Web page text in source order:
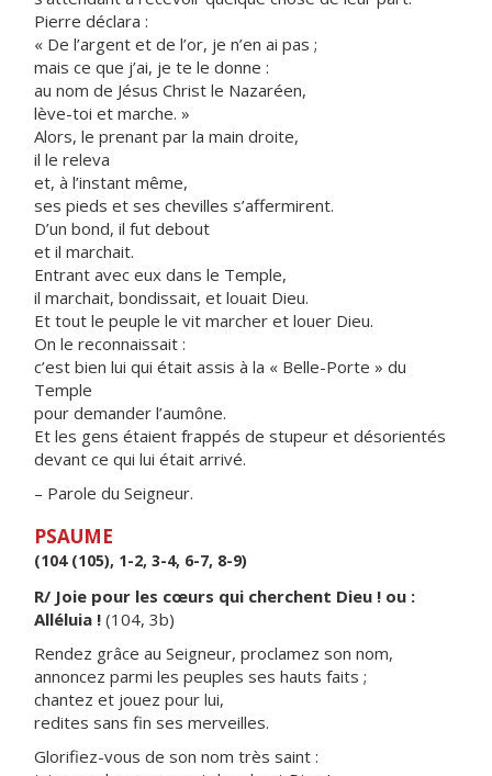
Pierre déclara :
« De l’argent et de l’or, je n’en ai pas ;
mais ce que j’ai, je te le donne :
au nom de Jésus Christ le Nazaréen,
lève-toi et marche. »
Alors, le prenant par la main droite,
il le releva
et, à l’instant même,
ses pieds et ses chevilles s’affermirent.
D’un bond, il fut debout
et il marchait.
Entrant avec eux dans le Temple,
il marchait, bondissait, et louait Dieu.
Et tout le peuple le vit marcher et louer Dieu.
On le reconnaissait :
c’est bien lui qui était assis à la « Belle-Porte » du
Temple
pour demander l’aumône.
Et les gens étaient frappés de stupeur et désorientés
devant ce qui lui était arrivé.
– Parole du Seigneur.
PSAUME
(104 (105), 1-2, 3-4, 6-7, 8-9)
R/ Joie pour les cœurs qui cherchent Dieu ! ou :
Alléluia ! (104, 3b)
Rendez grâce au Seigneur, proclamez son nom,
annoncez parmi les peuples ses hauts faits ;
chantez et jouez pour lui,
redites sans fin ses merveilles.
Glorifiez-vous de son nom très saint :